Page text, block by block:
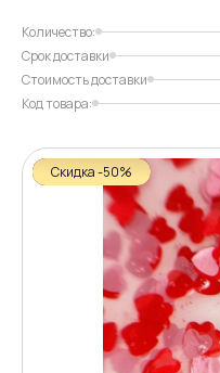
Количество:
Срок доставки
Стоимость доставки
Код товара:
Скидка -50%